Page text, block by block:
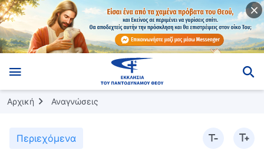
Αρχική Αναγνώσεις
Περιεχόμενα